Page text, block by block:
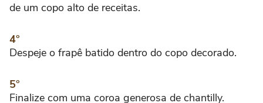
de um copo alto de receitas.
Despeje o frapê batido dentro do copo decorado.
Finalize com uma coroa generosa de chantilly.